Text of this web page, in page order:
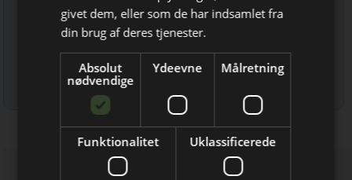
Få de vigtigste nyheder fra
Elektronik & Data
direkte i din indbakke
Læs mere om udsendelsestidspunkter og afmelding her
givet dem, eller som de har indsamlet fra
din brug af deres tjenester.
Absolut
nødvendige
Ydeevne Målretning
Funktionalitet Uklassificerede